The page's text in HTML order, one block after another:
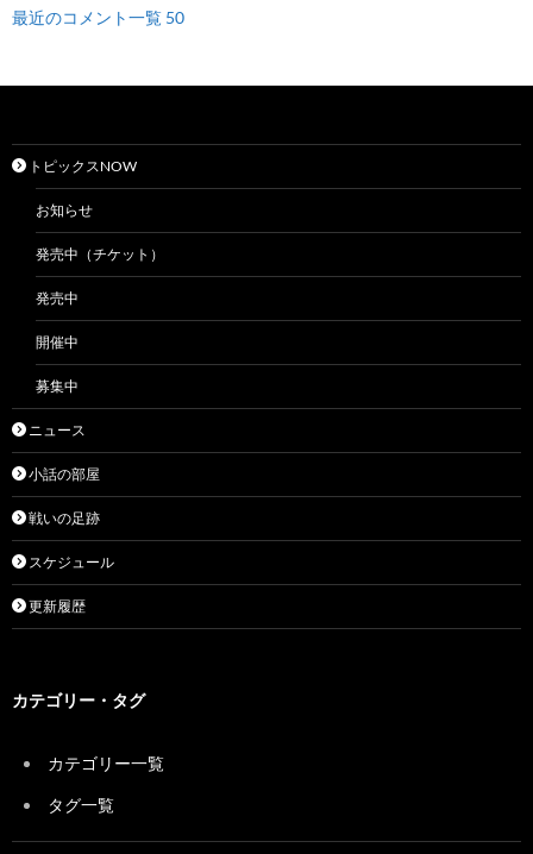
最近のコメント一覧 50
トピックスNOW
お知らせ
発売中（チケット）
発売中
開催中
募集中
ニュース
小話の部屋
戦いの足跡
スケジュール
更新履歴
カテゴリー・タグ
カテゴリー一覧
タグ一覧